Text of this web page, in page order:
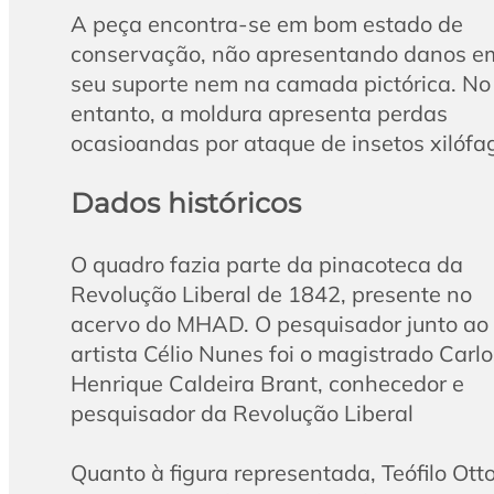
A peça encontra-se em bom estado de
conservação, não apresentando danos
seu suporte nem na camada pictórica. No
entanto, a moldura apresenta perdas
ocasioandas por ataque de insetos
Dados históricos
O quadro fazia parte da pinacoteca da
Revolução Liberal de 1842, presente no
acervo do MHAD. O pesquisador junto ao
artista Célio Nunes foi o magistrado
Henrique Caldeira Brant, conhecedor e
pesquisador da Revolução Liberal
Quanto à figura representada, Teófilo